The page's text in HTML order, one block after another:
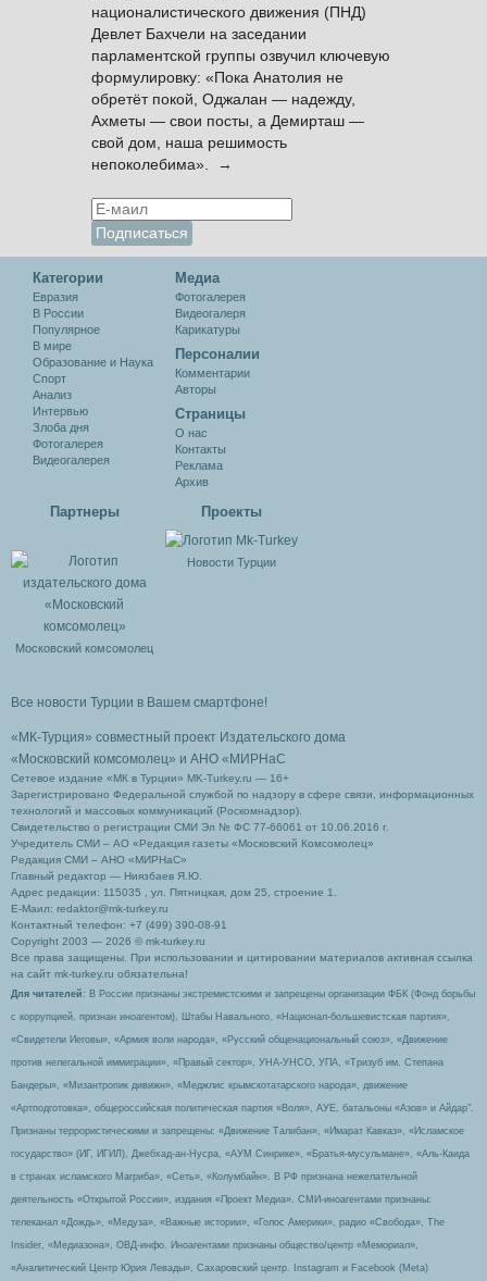
националистического движения (ПНД)
Девлет Бахчели на заседании
парламентской группы озвучил ключевую
формулировку: «Пока Анатолия не
обретёт покой, Оджалан — надежду,
Ахметы — свои посты, а Демирташ —
свой дом, наша решимость
непоколебима». →
Категории
Евразия
В России
Популярное
В мире
Образование и Наука
Спорт
Анализ
Интервью
Злоба дня
Фотогалерея
Видеогалерея
Медиа
Фотогалерея
Видеогалеря
Карикатуры
Персоналии
Комментарии
Авторы
Cтраницы
О нас
Контакты
Реклама
Архив
Партнеры
Московский комсомолец
Проекты
Новости Турции
Все новости Турции в Вашем смартфоне!
«МК-Турция» совместный проект Издательского дома
«Московский комсомолец» и АНО «МИРНаС
Сетевое издание «МК в Турции» MK-Turkey.ru — 16+
Зарегистрировано Федеральной службой по надзору в сфере связи, информационных
технологий и массовых коммуникаций (Роскомнадзор).
Свидетельство о регистрации СМИ Эл № ФС 77-66061 от 10.06.2016 г.
Учредитель СМИ – АО «Редакция газеты «Московский Комсомолец»
Редакция СМИ – АНО «МИРНаС»
Главный редактор — Ниязбаев Я.Ю.
Адрес редакции: 115035 , ул. Пятницкая, дом 25, строение 1.
Е-Маил: redaktor@mk-turkey.ru
Контактный телефон: +7 (499) 390-08-91
Copyright 2003 — 2026 © mk-turkey.ru
Все права защищены. При использовании и цитировании материалов активная ссылка
на сайт mk-turkey.ru обязательна!
Для читателей : В России признаны экстремистскими и запрещены организации ФБК (Фонд борьбы
с коррупцией, признан иноагентом), Штабы Навального, «Национал-большевистская партия»,
«Свидетели Иеговы», «Армия воли народа», «Русский общенациональный союз», «Движение
против нелегальной иммиграции», «Правый сектор», УНА-УНСО, УПА, «Тризуб им. Степана
Бандеры», «Мизантропик дивижн», «Меджлис крымскотатарского народа», движение
«Артподготовка», общероссийская политическая партия «Воля», АУЕ, батальоны «Азов» и Айдар″.
Признаны террористическими и запрещены: «Движение Талибан», «Имарат Кавказ», «Исламское
государство» (ИГ, ИГИЛ), Джебхад-ан-Нусра, «АУМ Синрике», «Братья-мусульмане», «Аль-Каида
в странах исламского Магриба», «Сеть», «Колумбайн». В РФ признана нежелательной
деятельность «Открытой России», издания «Проект Медиа». СМИ-иноагентами признаны:
телеканал «Дождь», «Медуза», «Важные истории», «Голос Америки», радио «Свобода», The
Insider, «Медиазона», ОВД-инфо. Иноагентами признаны общество/центр «Мемориал»,
«Аналитический Центр Юрия Левады», Сахаровский центр. Instagram и Facebook (Metа)